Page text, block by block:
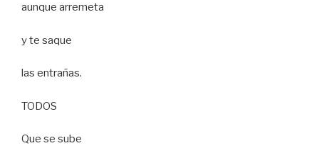
aunque arremeta
y te saque
las entrañas.
TODOS
Que se sube